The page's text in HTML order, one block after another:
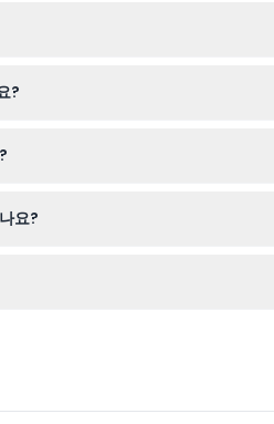
?
요?